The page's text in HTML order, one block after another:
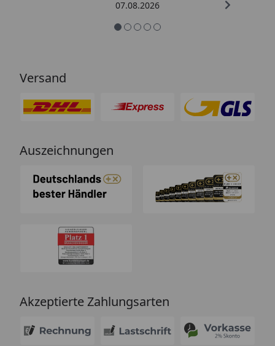
07.08.2026
Versand
Auszeichnungen
Akzeptierte Zahlungsarten